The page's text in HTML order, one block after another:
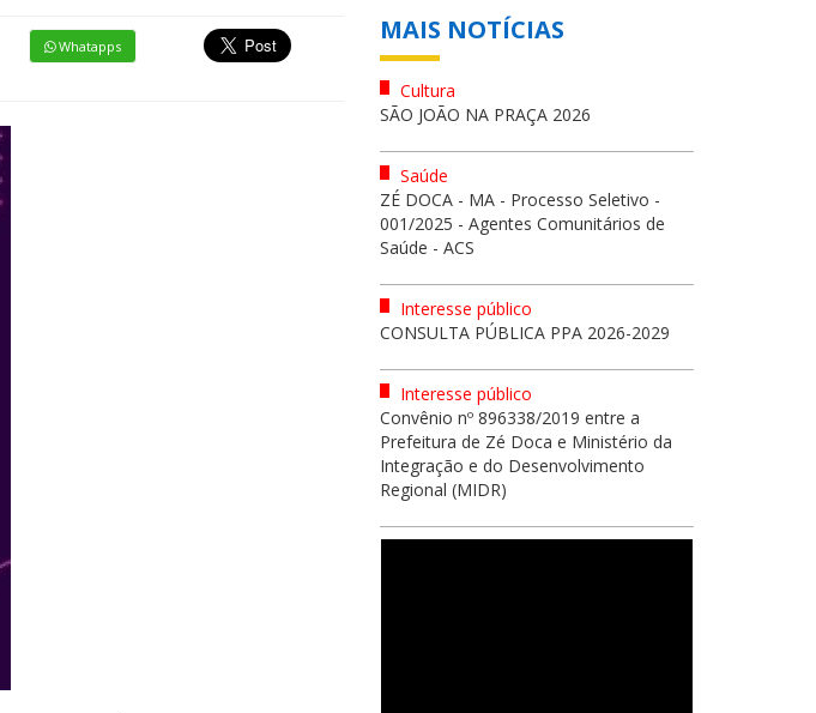
Whatapps
MAIS NOTÍCIAS
Cultura
SÃO JOÃO NA PRAÇA 2026
Saúde
ZÉ DOCA - MA - Processo Seletivo -
001/2025 - Agentes Comunitários de
Saúde - ACS
Interesse público
CONSULTA PÚBLICA PPA 2026-2029
Interesse público
Convênio nº 896338/2019 entre a
Prefeitura de Zé Doca e Ministério da
Integração e do Desenvolvimento
Regional (MIDR)